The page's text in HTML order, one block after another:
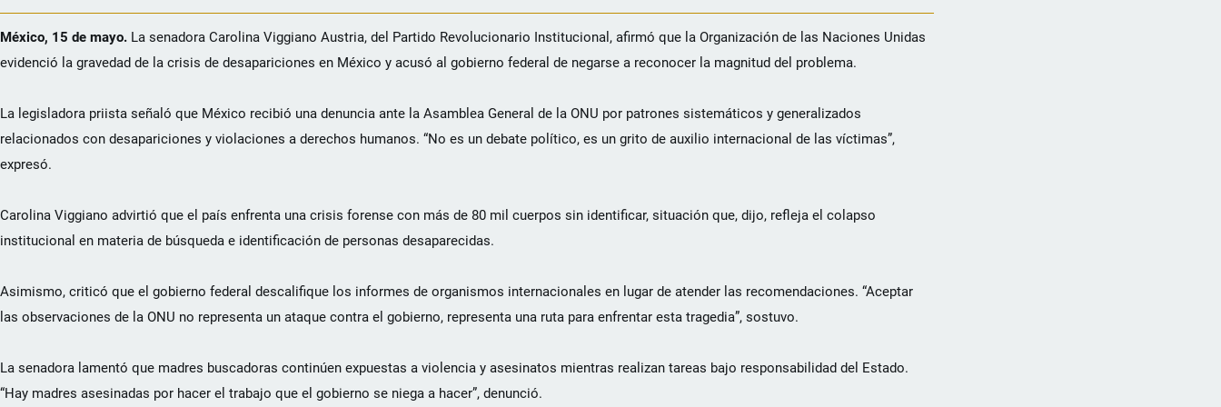
México, 15 de mayo. La senadora Carolina Viggiano Austria, del Partido Revolucionario Institucional, afirmó que la Organización de las Naciones Unidas
evidenció la gravedad de la crisis de desapariciones en México y acusó al gobierno federal de negarse a reconocer la magnitud del problema.
La legisladora priista señaló que México recibió una denuncia ante la Asamblea General de la ONU por patrones sistemáticos y generalizados
relacionados con desapariciones y violaciones a derechos humanos. “No es un debate político, es un grito de auxilio internacional de las víctimas”,
expresó.
Carolina Viggiano advirtió que el país enfrenta una crisis forense con más de 80 mil cuerpos sin identificar, situación que, dijo, refleja el colapso
institucional en materia de búsqueda e identificación de personas desaparecidas.
Asimismo, criticó que el gobierno federal descalifique los informes de organismos internacionales en lugar de atender las recomendaciones. “Aceptar
las observaciones de la ONU no representa un ataque contra el gobierno, representa una ruta para enfrentar esta tragedia”, sostuvo.
La senadora lamentó que madres buscadoras continúen expuestas a violencia y asesinatos mientras realizan tareas bajo responsabilidad del Estado.
“Hay madres asesinadas por hacer el trabajo que el gobierno se niega a hacer”, denunció.